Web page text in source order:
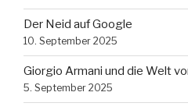
Der Neid auf Google
10. September 2025
Giorgio Armani und die Welt
5. September 2025